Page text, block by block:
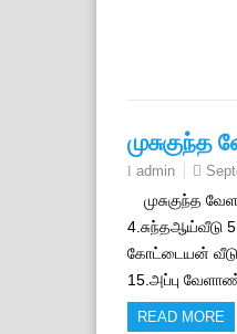
admin
முசுகுந்த
4.சுந்தஆய்வீடு
கோட்டையன் வீடு
15.அப்பு
READ MORE